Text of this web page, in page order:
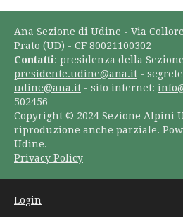
Ana Sezione di Udine - Via
Prato (UD) - CF 80021100302
Contatti: presidenza della
presidente.udine@ana.it -
udine@ana.it - sito internet:
502456
Copyright © 2024 Sezione Alpini
riproduzione anche parziale.
Udine.
Privacy Policy
Login